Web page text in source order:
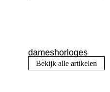
dameshorloges
Bekijk alle artikelen